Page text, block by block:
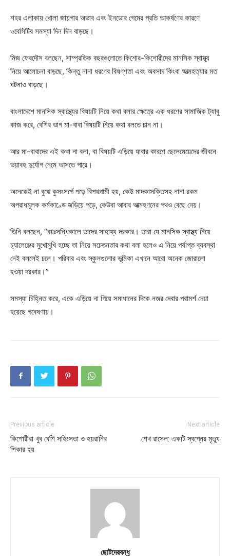
শহর এলাকায় খোলা জায়গার অভাব এবং ইনডোর গেমের প্রতি আকর্ষণের কারণে
ওবেসিটির সমস্যা দিন দিন বাড়ছে।
মিজ ফেরদৌস বলছেন, সাম্প্রতিক বছরগুলোতে কিশোর-কিশোরীদের মানসিক স্বাস্থ্য
নিয়ে আলোচনা বাড়ছে, কিন্তু নানা ধরণের বিষণ্ণতা এবং অবসাদ কিংবা আত্মহত্যার মত
ঘটনাও বাড়ছে।
বাংলাদেশে মানসিক স্বাস্থ্যের বিষয়টি নিয়ে কথা বলার ক্ষেত্রে এক ধরণের সামাজিক ট্যাবু
কাজ করে, বেশির ভাগ মা-বাবা বিষয়টি নিয়ে কথা বলতে চান না।
আর মা-বাবাদের এই কথা না বলা, বা বিষয়টি এড়িয়ে যাবার কারণে ছেলেমেয়েদের জীবনে
ভয়াবহ দুর্যোগ নেমে আসতে পারে।
অনেকেই না বুঝে কুসংসর্গে পড়ে বিপথগামী হয়, কেউ মাদকাসক্তিসহ নানা রকম
অপরাধমূলক কর্মকাণ্ডে জড়িয়ে পড়ে, কেউবা আবার আত্মহণনের পথও বেছে নেয়।
তিনি বলছেন, “বয়ঃসন্ধিকালে তাদের সাহায্য দরকার। তারা যে মানসিক স্বাস্থ্য নিয়ে
চ্যালেঞ্জের মুখোমুখি হচ্ছে তা নিয়ে সচেতনতার কথা বলা হলেও এ নিয়ে পর্যাপ্ত ব্যবস্থা
নেই বললেই চলে। পরিবার এবং স্কুলগুলোর ভূমিকা এখানে আরো অনেক জোরালো
হওয়া দরকার।”
সমস্যা চিহ্নিত করে, একে এড়িয়ে না গিয়ে সমাধানের দিকে নজর দেবার পরামর্শ দেয়া
হয়েছে গবেষণায়।
Previous article
কিশোরীরা খুব বেশি সহিংসতা ও হয়রানির
শিকার হয়
Next article
শেখ রাসেল: একটি স্বপ্নের মৃত্যু
ছোটদেরবন্ধু